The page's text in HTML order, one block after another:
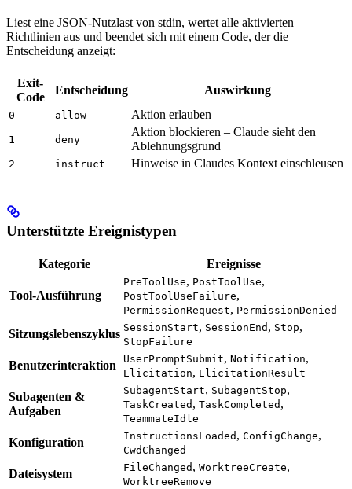
Liest eine JSON-Nutzlast von stdin, wertet alle aktivierten
Richtlinien aus und beendet sich mit einem Code, der die
Entscheidung anzeigt:
Exit-
Code
Entscheidung Auswirkung
0 allow Aktion erlauben
1 deny
Aktion blockieren – Claude sieht den
Ablehnungsgrund
2 instruct Hinweise in Claudes Kontext einschleusen
Unterstützte Ereignistypen
Kategorie Ereignisse
Tool-Ausführung
PreToolUse, PostToolUse,
PostToolUseFailure,
PermissionRequest, PermissionDenied
Sitzungslebenszyklus SessionStart, SessionEnd , Stop,
StopFailure
Benutzerinteraktion UserPromptSubmit, Notification,
Elicitation, ElicitationResult
Subagenten &
Aufgaben
SubagentStart, SubagentStop,
TaskCreated , TaskCompleted ,
TeammateIdle
Konfiguration InstructionsLoaded , ConfigChange,
CwdChanged
Dateisystem FileChanged , WorktreeCreate,
WorktreeRemove